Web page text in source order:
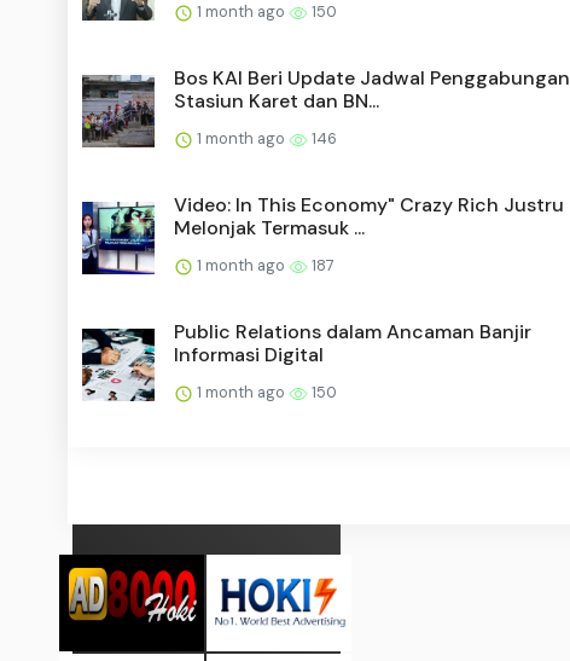
1 month ago 150
Bos KAI Beri Update Jadwal Penggabungan
Stasiun Karet dan BN...
1 month ago 146
Video: In This Economy" Crazy Rich Justru
Melonjak Termasuk ...
1 month ago 187
Public Relations dalam Ancaman Banjir
Informasi Digital
1 month ago 150